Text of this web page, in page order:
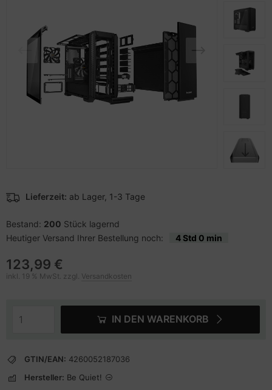
Lieferzeit: ab Lager, 1-3 Tage
Bestand: 200 Stück lagernd
Heutiger Versand Ihrer Bestellung noch:
4 Std 0 min
123,99 €
inkl. 19 % MwSt. zzgl. Versandkosten
IN DEN WARENKORB
GTIN/EAN: 4260052187036
Hersteller: Be Quiet!
und Navigation
Zubehör
Drucker
CD-/DVD-Rohlinge